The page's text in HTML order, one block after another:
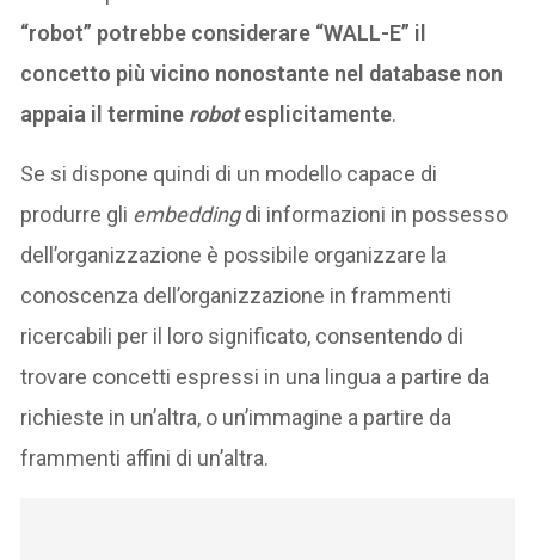
“robot” potrebbe considerare “WALL-E” il
concetto più vicino nonostante nel database non
appaia il termine robotesplicitamente.
Se si dispone quindi di un modello capace di
produrre gli embeddingdi informazioni in possesso
dell’organizzazione è possibile organizzare la
conoscenza dell’organizzazione in frammenti
ricercabili per il loro significato, consentendo di
trovare concetti espressi in una lingua a partire da
richieste in un’altra, o un’immagine a partire da
frammenti affini di un’altra.